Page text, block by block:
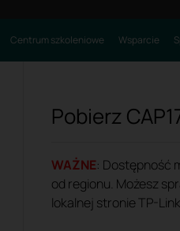
Centrum szkoleniowe Wsparcie
Pobierz
WAŻNE: Dostępność
od regionu. Możesz
lokalnej stronie TP-